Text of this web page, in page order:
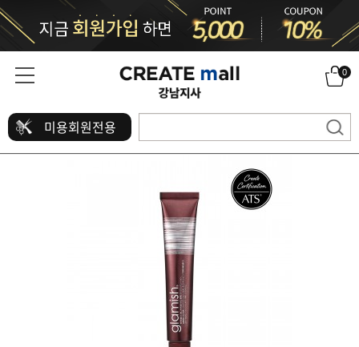
0
미용회원전용